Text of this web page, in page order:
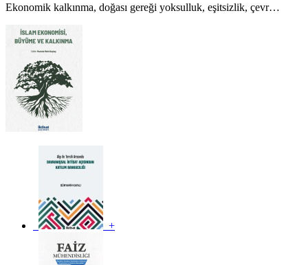
Ekonomik kalkınma, doğası gereği yoksulluk, eşitsizlik, çevr…
+